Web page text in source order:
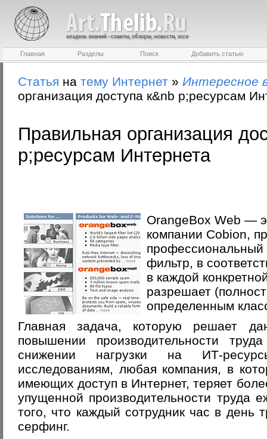
Главная Разделы Поиск Добавить статью
Статья на тему Интернет » Интересное
организация доступа к&nb p;ресурсам
Правильная организация
p;ресурсам Интернета
OrangeBox Web —
компании Cobion,
профессиональный
фильтр, в
в каждой
разрешает
определенным
Главная задача, которую решает
повышении производительности
снижении нагрузки на ИТ-
исследованиям, любая компания, в
имеющих доступ в Интернет, теряет
упущенной производительности труда
того, что каждый сотрудник час в день
серфинг.